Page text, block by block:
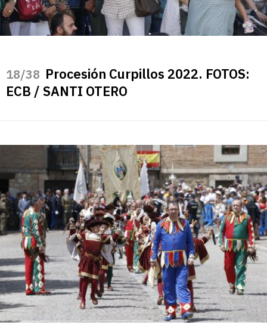
/38 Procesión Curpillos 2022. FOTOS:
ECB / SANTI OTERO